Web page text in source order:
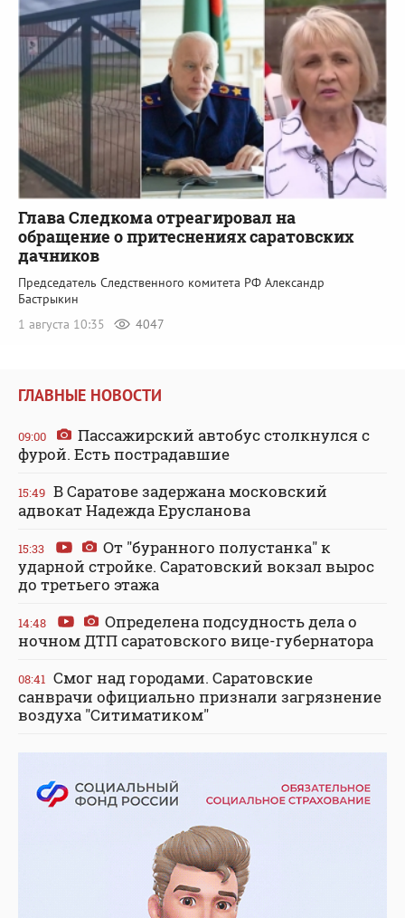
Глава Следкома отреагировал на
обращение о притеснениях саратовских
дачников
Председатель Следственного комитета РФ Александр
Бастрыкин
1 августа 10:35
4047
ГЛАВНЫЕ НОВОСТИ
09:00
Пассажирский автобус столкнулся с
фурой. Есть пострадавшие
15:49 В Саратове задержана московский
адвокат Надежда Ерусланова
15:33
От "буранного полустанка" к
ударной стройке. Саратовский вокзал вырос
до третьего этажа
14:48
Определена подсудность дела о
ночном ДТП саратовского вице-губернатора
08:41 Смог над городами. Саратовские
санврачи официально признали загрязнение
воздуха "Ситиматиком"